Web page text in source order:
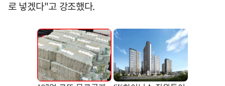
로 넣겠다"고 강조했다.